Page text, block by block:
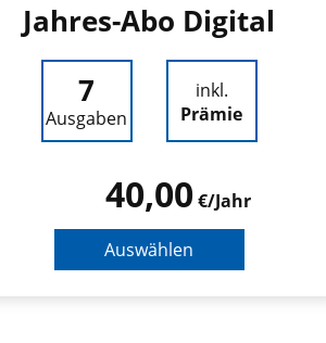
Jahres-Abo Digital
7
Ausgaben
inkl.
Prämie
40,00€/Jahr
Auswählen